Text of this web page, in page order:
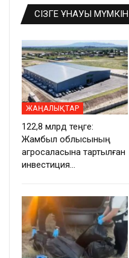
СІЗГЕ ҰНАУЫ МҮМКІН
ЖАҢАЛЫҚТАР
122,8 млрд теңге:
Жамбыл облысының
агросаласына тартылған
инвестиция…